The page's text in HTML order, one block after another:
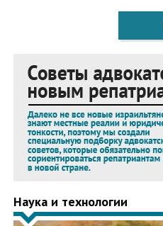
Наука и технологии